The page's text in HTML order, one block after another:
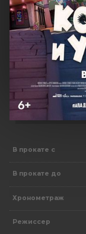
В прокате с
В прокате до
Хронометраж
Режиссер